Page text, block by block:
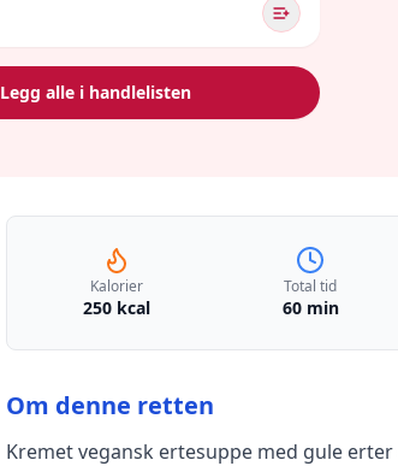
Legg alle i handlelisten
Kalorier
250 kcal
Total tid
60 min
Om denne retten
Kremet vegansk ertesuppe med gule erter